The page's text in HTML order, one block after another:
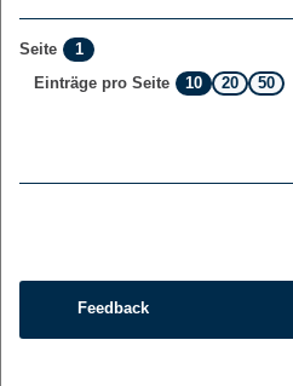
Seite
1
Einträge pro Seite
10 20 50
Feedback